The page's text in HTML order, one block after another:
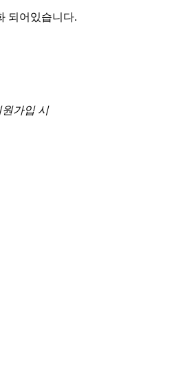
되어있습니다.
원가입 시